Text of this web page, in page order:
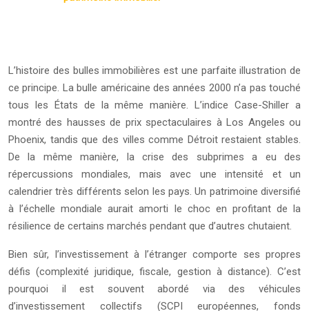
L’histoire des bulles immobilières est une parfaite illustration de
ce principe. La bulle américaine des années 2000 n’a pas touché
tous les États de la même manière. L’indice Case-Shiller a
montré des hausses de prix spectaculaires à Los Angeles ou
Phoenix, tandis que des villes comme Détroit restaient stables.
De la même manière, la crise des subprimes a eu des
répercussions mondiales, mais avec une intensité et un
calendrier très différents selon les pays. Un patrimoine diversifié
à l’échelle mondiale aurait amorti le choc en profitant de la
résilience de certains marchés pendant que d’autres chutaient.
Bien sûr, l’investissement à l’étranger comporte ses propres
défis (complexité juridique, fiscale, gestion à distance). C’est
pourquoi il est souvent abordé via des véhicules
d’investissement collectifs (SCPI européennes, fonds